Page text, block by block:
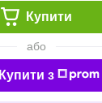
Купити
або
Купити з